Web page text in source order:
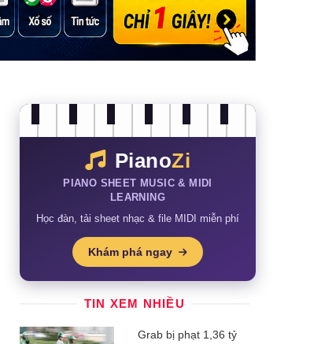
PianoZi
PIANO SHEET MUSIC & MIDI
LEARNING
Học đàn, tải sheet nhạc & file MIDI miễn phí
Khám phá ngay
TIN XEM NHIỀU
Grab bị phạt 1,36 tỷ